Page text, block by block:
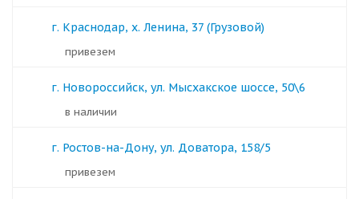
г. Краснодар, х. Ленина, 37 (Грузовой)
Привезем
г. Новороссийск, ул. Мысхакское шоссе, 50\6
в наличии
г. Ростов-на-Дону, ул. Доватора, 158/5
Привезем